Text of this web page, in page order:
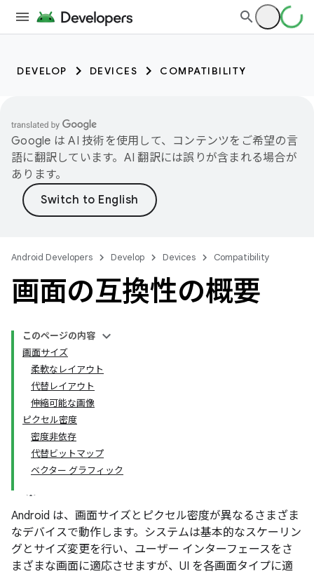
DEVELOP DEVICES COMPATIBILITY
Google は AI 技術を使用して、コンテンツをご希望の言
語に翻訳しています。AI 翻訳には誤りが含まれる場合が
あります。
Android Developers Develop Devices Compatibility
画面の互換性の概要
このページの内容
画面サイズ
柔軟なレイアウト
代替レイアウト
伸縮可能な画像
ピクセル密度
密度非依存
代替ビットマップ
ベクター グラフィック
Android は、画面サイズとピクセル密度が異なるさまざま
なデバイスで動作します。システムは基本的なスケーリン
グとサイズ変更を行い、ユーザー インターフェースをさ
まざまな画面に適応させますが、UI を各画面タイプに適